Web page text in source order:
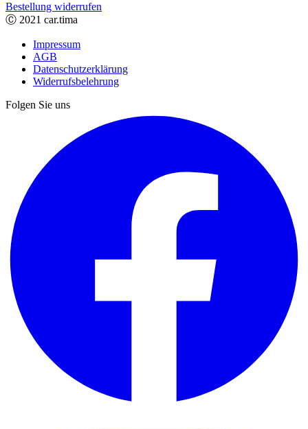
Bestellung widerrufen
Ⓒ 2021 car.tima
Impressum
AGB
Datenschutzerklärung
Widerrufsbelehrung
Folgen Sie uns